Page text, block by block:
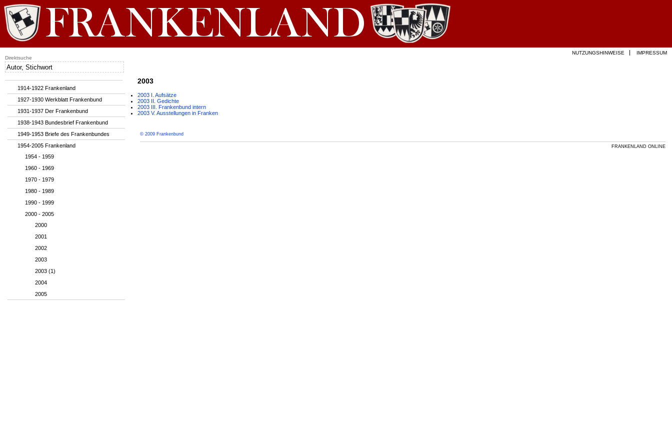
2003
2003 I. Aufsätze
2003 II. Gedichte
2003 III. Frankenbund intern
2003 V. Ausstellungen in Franken
© 2009 Frankenbund
FRANKENLAND ONLINE
1914-1922 Frankenland
1927-1930 Werkblatt Frankenbund
1931-1937 Der Frankenbund
1938-1943 Bundesbrief Frankenbund
1949-1953 Briefe des Frankenbundes
1954-2005 Frankenland
1954 - 1959
1960 - 1969
1970 - 1979
1980 - 1989
1990 - 1999
2000 - 2005
2000
2001
2002
2003
2003 (1)
2004
2005
NUTZUNGSHINWEISE
IMPRESSUM
Direktsuche